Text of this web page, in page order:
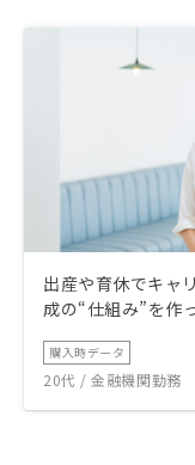
出産や育休でキャ
成の“仕組み”を作
購入時データ
20代 / 金融機関勤務